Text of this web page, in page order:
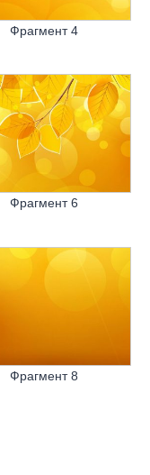
Фрагмент 4
Фрагмент 6
Фрагмент 8